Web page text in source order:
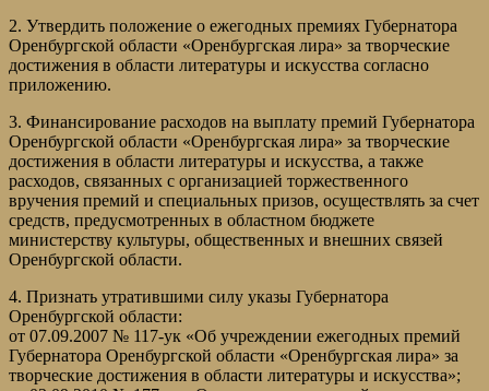
2. Утвердить положение о ежегодных премиях Губернатора
Оренбургской области «Оренбургская лира» за творческие
достижения в области литературы и искусства согласно
приложению.
3. Финансирование расходов на выплату премий Губернатора
Оренбургской области «Оренбургская лира» за творческие
достижения в области литературы и искусства, а также
расходов, связанных с организацией торжественного
вручения премий и специальных призов, осуществлять за счет
средств, предусмотренных в областном бюджете
министерству культуры, общественных и внешних связей
Оренбургской области.
4. Признать утратившими силу указы Губернатора
Оренбургской области:
от 07.09.2007 № 117-ук «Об учреждении ежегодных премий
Губернатора Оренбургской области «Оренбургская лира» за
творческие достижения в области литературы и искусства»;